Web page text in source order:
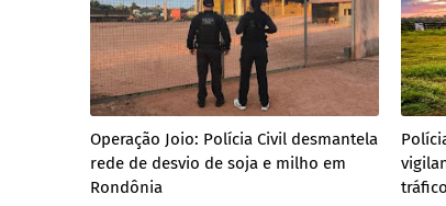
Operação Joio: Polícia Civil desmantela
rede de desvio de soja e milho em
Rondônia
tráfico